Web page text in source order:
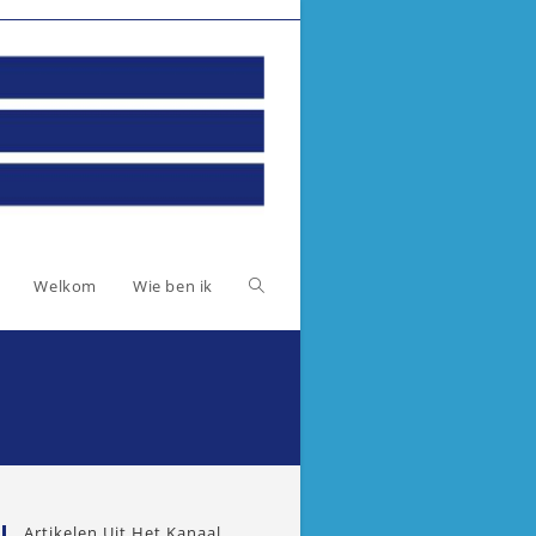
Welkom Wie ben ik Toggle
zoeken